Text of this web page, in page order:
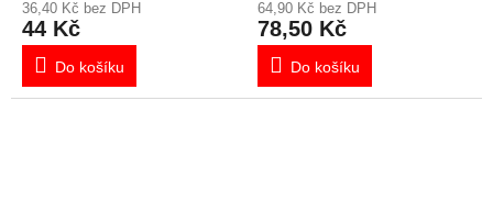
36,40 Kč bez DPH
44 Kč
Do košíku
64,90 Kč bez DPH
78,50 Kč
Do košíku